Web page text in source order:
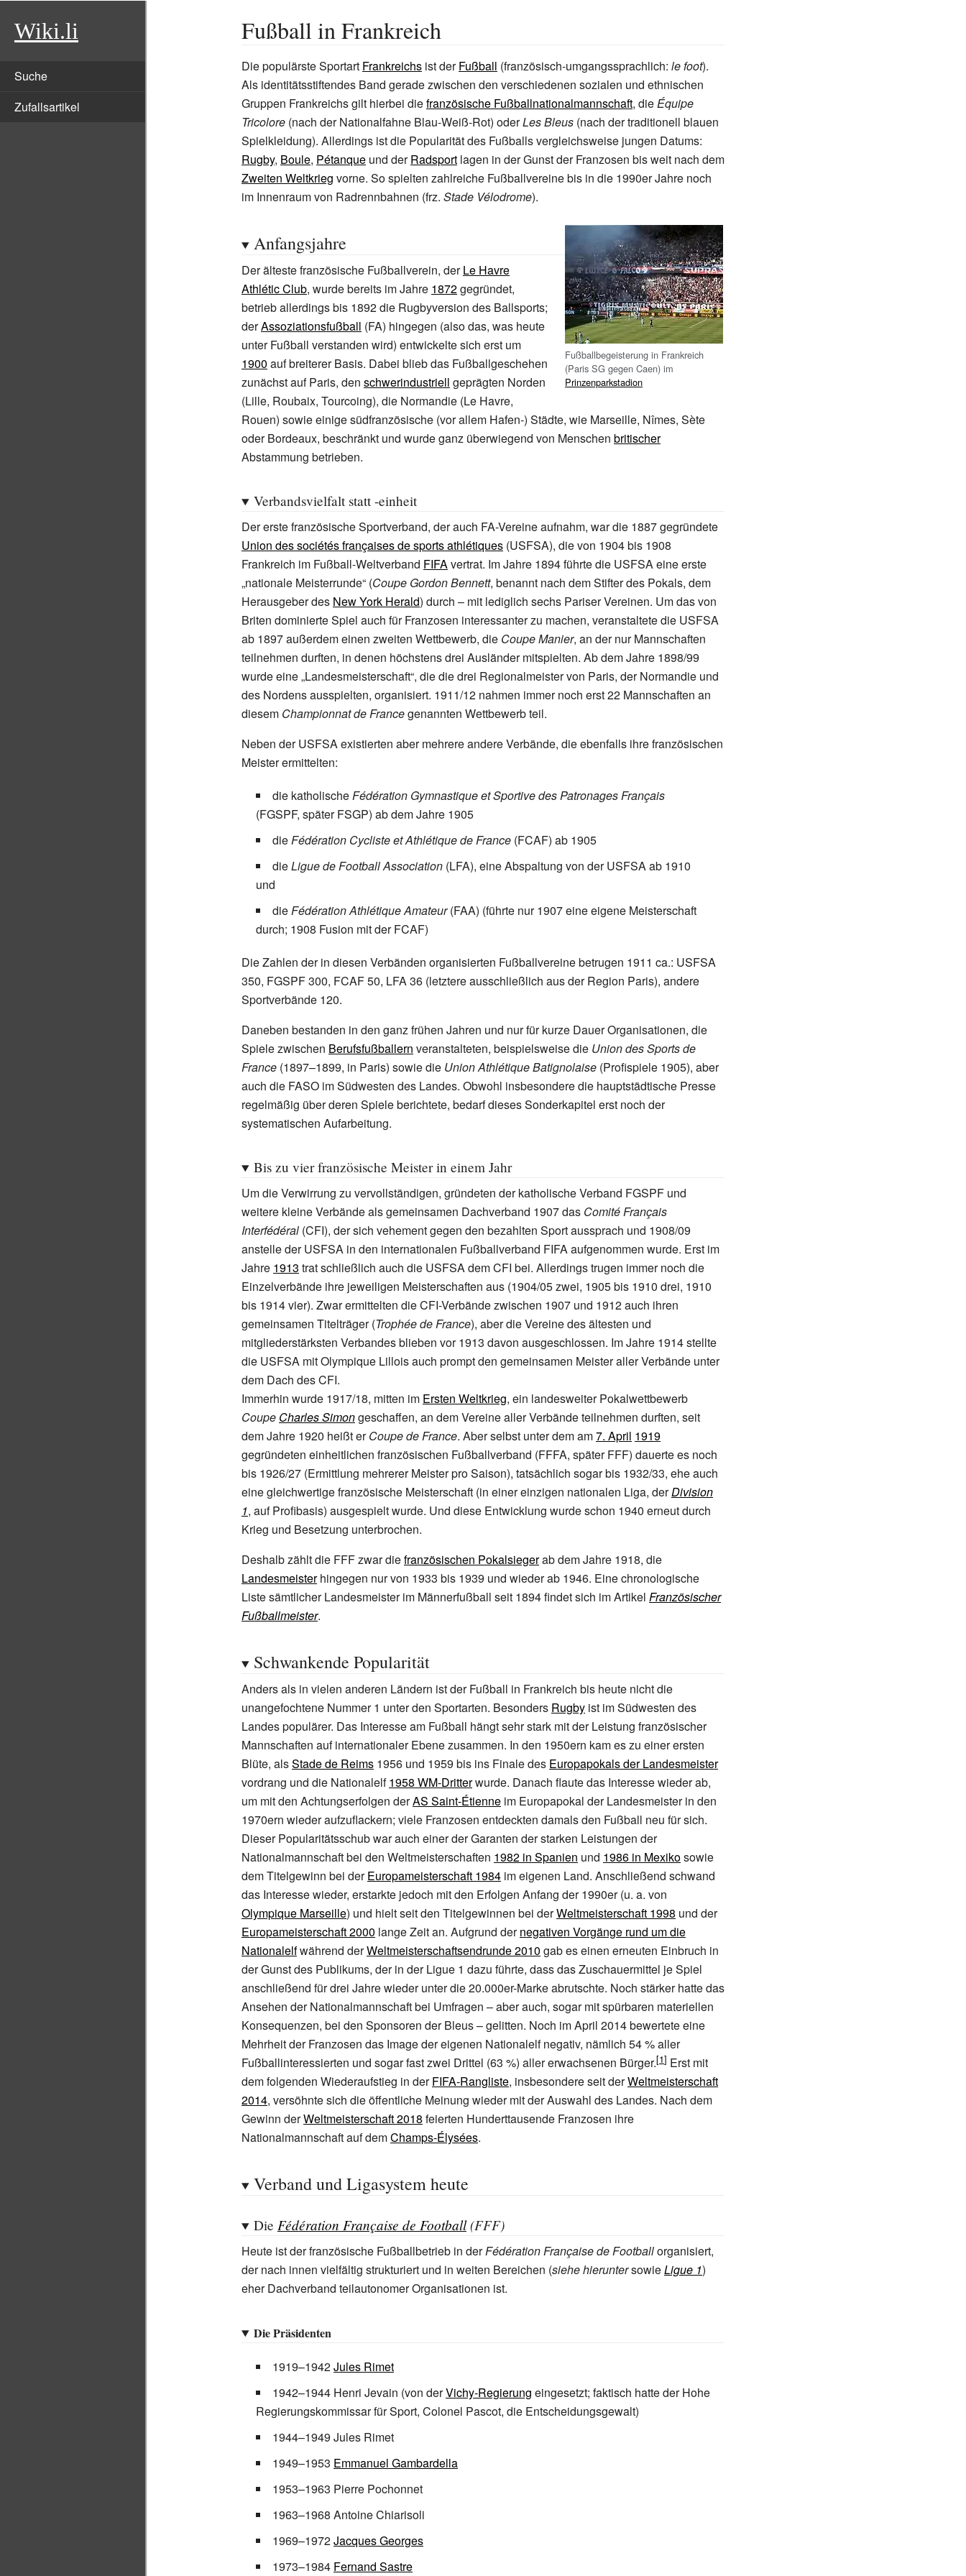
Wiki.li
Suche
Zufallsartikel
Fußball in Frankreich
Die populärste Sportart Frankreichs ist derFußball (französisch-umgangssprachlich: le foot).
Als identitätsstiftendes Band gerade zwischen den verschiedenen sozialen und ethnischen
Gruppen Frankreichs gilt hierbei diefranzösische Fußballnationalmannschaft, dieÉquipe
Tricolore (nach der Nationalfahne Blau-Weiß-Rot) oderLes Bleus (nach der traditionell blauen
Spielkleidung). Allerdings ist die Popularität des Fußballs vergleichsweise jungen Datums:
Rugby, Boule, Pétanque und derRadsport lagen in der Gunst der Franzosen bis weit nach dem
Zweiten Weltkrieg vorne. So spielten zahlreiche Fußballvereine bis in die 1990er Jahre noch
im Innenraum von Radrennbahnen (frz. Stade Vélodrome).
Fußballbegeisterung in Frankreich
(Paris SG gegen Caen) im
Prinzenparkstadion
Anfangsjahre
Der älteste französische Fußballverein, derLe Havre
Athlétic Club, wurde bereits im Jahre 1872gegründet,
betrieb allerdings bis 1892 die Rugbyversion des Ballsports;
derAssoziationsfußball (FA) hingegen (also das, was heute
unter Fußball verstanden wird) entwickelte sich erst um
1900 auf breiterer Basis. Dabei blieb das Fußballgeschehen
zunächst auf Paris, den schwerindustriell geprägten Norden
(Lille, Roubaix, Tourcoing), die Normandie (Le Havre,
Rouen) sowie einige südfranzösische (vor allem Hafen-) Städte, wie Marseille, Nîmes, Sète
oder Bordeaux, beschränkt und wurde ganz überwiegend von Menschen britischer
Abstammung betrieben.
Verbandsvielfalt statt -einheit
Der erste französische Sportverband, der auch FA-Vereine aufnahm, war die 1887 gegründete
Union des sociétés françaises de sports athlétiques (USFSA), die von 1904 bis 1908
Frankreich im Fußball-Weltverband FIFAvertrat. Im Jahre 1894 führte die USFSA eine erste
„nationale Meisterrunde“ (Coupe Gordon Bennett, benannt nach dem Stifter des Pokals, dem
Herausgeber des New York Herald) durch – mit lediglich sechs Pariser Vereinen. Um das von
Briten dominierte Spiel auch für Franzosen interessanter zu machen, veranstaltete die USFSA
ab 1897 außerdem einen zweiten Wettbewerb, die Coupe Manier, an der nur Mannschaften
teilnehmen durften, in denen höchstens drei Ausländer mitspielten. Ab dem Jahre 1898/99
wurde eine „Landesmeisterschaft“, die die drei Regionalmeister von Paris, der Normandie und
des Nordens ausspielten, organisiert. 1911/12 nahmen immer noch erst 22 Mannschaften an
diesem Championnat de Francegenannten Wettbewerb teil.
Neben der USFSA existierten aber mehrere andere Verbände, die ebenfalls ihre französischen
Meister ermittelten:
die katholischeFédération Gymnastique et Sportive des Patronages Français
(FGSPF, später FSGP) ab dem Jahre 1905
dieFédération Cycliste et Athlétique de France (FCAF) ab 1905
dieLigue de Football Association (LFA), eine Abspaltung von der USFSA ab 1910
und
dieFédération Athlétique Amateur(FAA) (führte nur 1907 eine eigene Meisterschaft
durch; 1908 Fusion mit der FCAF)
Die Zahlen der in diesen Verbänden organisierten Fußballvereine betrugen 1911 ca.: USFSA
350, FGSPF 300, FCAF 50, LFA 36 (letztere ausschließlich aus der Region Paris), andere
Sportverbände 120.
Daneben bestanden in den ganz frühen Jahren und nur für kurze Dauer Organisationen, die
Spiele zwischen Berufsfußballern veranstalteten, beispielsweise die Union des Sports de
France (1897–1899, in Paris) sowie die Union Athlétique Batignolaise (Profispiele 1905), aber
auch die FASO im Südwesten des Landes. Obwohl insbesondere die hauptstädtische Presse
regelmäßig über deren Spiele berichtete, bedarf dieses Sonderkapitel erst noch der
systematischen Aufarbeitung.
Bis zu vier französische Meister in einem Jahr
Um die Verwirrung zu vervollständigen, gründeten der katholische Verband FGSPF und
weitere kleine Verbände als gemeinsamen Dachverband 1907 das Comité Français
Interfédéral (CFI), der sich vehement gegen den bezahlten Sport aussprach und 1908/09
anstelle der USFSA in den internationalen Fußballverband FIFA aufgenommen wurde. Erst im
Jahre 1913 trat schließlich auch die USFSA dem CFI bei. Allerdings trugen immer noch die
Einzelverbände ihre jeweiligen Meisterschaften aus (1904/05 zwei, 1905 bis 1910 drei, 1910
bis 1914 vier). Zwar ermittelten die CFI-Verbände zwischen 1907 und 1912 auch ihren
gemeinsamen Titelträger (Trophée de France), aber die Vereine des ältesten und
mitgliederstärksten Verbandes blieben vor 1913 davon ausgeschlossen. Im Jahre 1914 stellte
die USFSA mit Olympique Lillois auch prompt den gemeinsamen Meister aller Verbände unter
dem Dach des CFI.
Immerhin wurde 1917/18, mitten im Ersten Weltkrieg, ein landesweiter Pokalwettbewerb
Coupe Charles Simongeschaffen, an dem Vereine aller Verbände teilnehmen durften, seit
dem Jahre 1920 heißt erCoupe de France. Aber selbst unter dem am7. April 1919
gegründeten einheitlichen französischen Fußballverband (FFFA, später FFF) dauerte es noch
bis 1926/27 (Ermittlung mehrerer Meister pro Saison), tatsächlich sogar bis 1932/33, ehe auch
eine gleichwertige französische Meisterschaft (in einer einzigen nationalen Liga, derDivision
1, auf Profibasis) ausgespielt wurde. Und diese Entwicklung wurde schon 1940 erneut durch
Krieg und Besetzung unterbrochen.
Deshalb zählt die FFF zwar diefranzösischen Pokalsiegerab dem Jahre 1918, die
Landesmeisterhingegen nur von 1933 bis 1939 und wieder ab 1946. Eine chronologische
Liste sämtlicher Landesmeister im Männerfußball seit 1894 findet sich im Artikel Französischer
Fußballmeister.
Schwankende Popularität
Anders als in vielen anderen Ländern ist der Fußball in Frankreich bis heute nicht die
unangefochtene Nummer 1 unter den Sportarten. Besonders Rugby ist im Südwesten des
Landes populärer. Das Interesse am Fußball hängt sehr stark mit der Leistung französischer
Mannschaften auf internationaler Ebene zusammen. In den 1950ern kam es zu einer ersten
Blüte, alsStade de Reims 1956 und 1959 bis ins Finale des Europapokals der Landesmeister
vordrang und die Nationalelf1958 WM-Dritterwurde. Danach flaute das Interesse wieder ab,
um mit den Achtungserfolgen derAS Saint-Étienne im Europapokal der Landesmeister in den
1970ern wieder aufzuflackern; viele Franzosen entdeckten damals den Fußball neu für sich.
Dieser Popularitätsschub war auch einer der Garanten der starken Leistungen der
Nationalmannschaft bei den Weltmeisterschaften 1982 in Spanien und 1986 in Mexikosowie
dem Titelgewinn bei derEuropameisterschaft 1984 im eigenen Land. Anschließend schwand
das Interesse wieder, erstarkte jedoch mit den Erfolgen Anfang der 1990er (u. a. von
Olympique Marseille) und hielt seit den Titelgewinnen bei derWeltmeisterschaft 1998 und der
Europameisterschaft2000 lange Zeit an. Aufgrund dernegativen Vorgänge rund um die
Nationalelfwährend derWeltmeisterschaftsendrunde2010 gab es einen erneuten Einbruch in
der Gunst des Publikums, der in der Ligue 1 dazu führte, dass das Zuschauermittel je Spiel
anschließend für drei Jahre wieder unter die 20.000er-Marke abrutschte. Noch stärker hatte das
Ansehen der Nationalmannschaft bei Umfragen –aber auch, sogar mit spürbaren materiellen
Konsequenzen, bei den Sponsoren der Bleus– gelitten. Noch im April 2014 bewertete eine
Mehrheit der Franzosen das Image der eigenen Nationalelf negativ, nämlich 54% aller
Fußballinteressierten und sogar fast zwei Drittel (63 %) aller erwachsenen Bürger.
Erst mit
dem folgenden Wiederaufstieg in derFIFA-Rangliste, insbesondere seit derWeltmeisterschaft
2014, versöhnte sich die öffentliche Meinung wieder mit der Auswahl des Landes. Nach dem
Gewinn derWeltmeisterschaft 2018 feierten Hunderttausende Franzosen ihre
Nationalmannschaft auf demChamps-Élysées.
Verband und Ligasystem heute
Die Fédération Française de Football(FFF)
Heute ist der französische Fußballbetrieb in derFédération Française de Footballorganisiert,
der nach innen vielfältig strukturiert und in weiten Bereichen (siehe hieruntersowieLigue 1)
eher Dachverband teilautonomer Organisationen ist.
Die Präsidenten
1919–1942Jules Rimet
1942–1944 Henri Jevain (von derVichy-Regierung eingesetzt; faktisch hatte der Hohe
Regierungskommissar für Sport, Colonel Pascot, die Entscheidungsgewalt)
1944–1949 Jules Rimet
1949–1953 Emmanuel Gambardella
1953–1963 Pierre Pochonnet
1963–1968 Antoine Chiarisoli
1969–1972Jacques Georges
1973–1984 Fernand Sastre